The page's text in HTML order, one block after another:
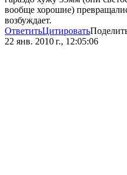
вообще хорошие)
возбуждает.
ОтветитьЦитировать
22 янв. 2010 г., 12:05:06